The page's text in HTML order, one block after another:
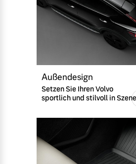
Außendesign
Setzen Sie Ihren Volvo
sportlich und stilvoll in